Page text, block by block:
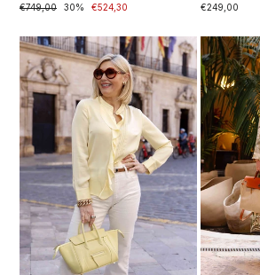
Prezzo
€749,00
Prezzo
30% €524,30 €249,00